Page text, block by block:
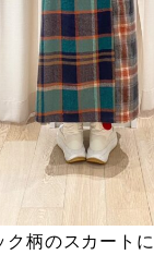
ク柄のスカートに